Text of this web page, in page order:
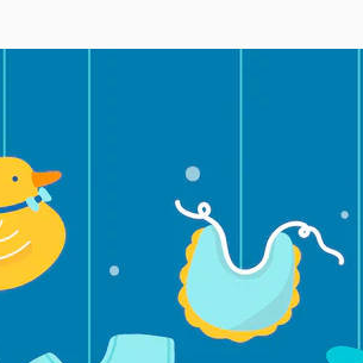
para você direcionar
de 1 milhão de
empresas,
Produtos
Spaces
Assistente de IA
Gerador de
imagens
Gerador de vídeos
Texto para voz